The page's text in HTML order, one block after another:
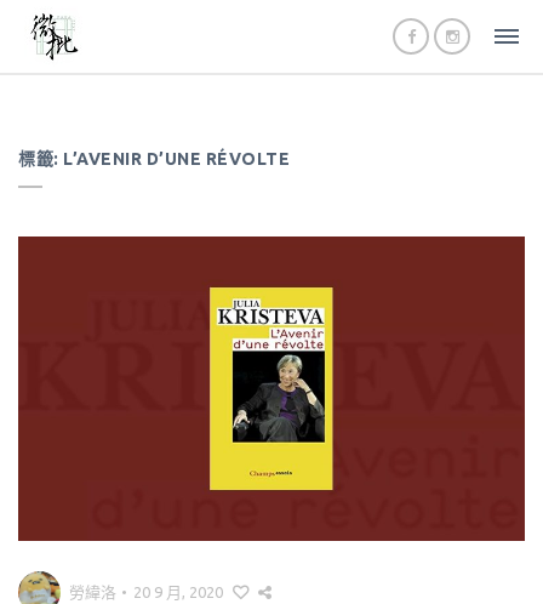
標籤: L’AVENIR D’UNE RÉVOLTE
勞緯洛 • 20 9 月, 2020